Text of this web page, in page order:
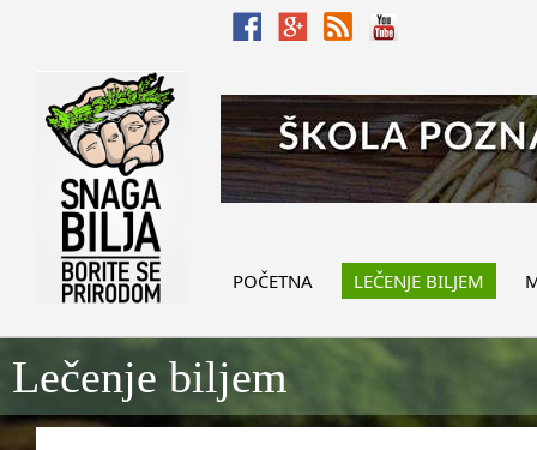
POČETNA LEČENJE BILJEM
Lečenje biljem